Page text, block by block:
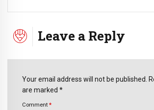
Leave a Reply
Your email address will not be published.
are marked *
Comment *